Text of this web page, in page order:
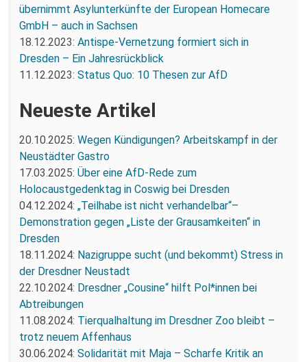
übernimmt Asylunterkünfte der European Homecare
GmbH – auch in Sachsen
18.12.2023: Antispe-Vernetzung formiert sich in
Dresden – Ein Jahresrückblick
11.12.2023: Status Quo: 10 Thesen zur AfD
Neueste Artikel
20.10.2025: Wegen Kündigungen? Arbeitskampf in der
Neustädter Gastro
17.03.2025: Über eine AfD-Rede zum
Holocaustgedenktag in Coswig bei Dresden
04.12.2024: „Teilhabe ist nicht verhandelbar“–
Demonstration gegen „Liste der Grausamkeiten“ in
Dresden
18.11.2024: Nazigruppe sucht (und bekommt) Stress in
der Dresdner Neustadt
22.10.2024: Dresdner „Cousine“ hilft Pol*innen bei
Abtreibungen
11.08.2024: Tierqualhaltung im Dresdner Zoo bleibt –
trotz neuem Affenhaus
30.06.2024: Solidarität mit Maja – Scharfe Kritik an